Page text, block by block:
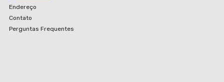
Endereço
Contato
Perguntas Frequentes